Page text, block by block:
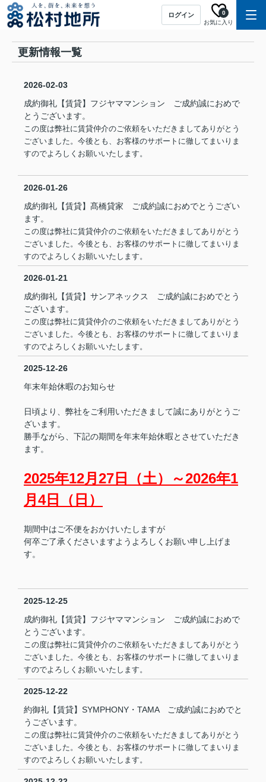
ログイン
お気に入り
0
更新情報一覧
2026-02-03
成約御礼【賃貸】フジヤママンション ご成約誠におめで
とうございます。
この度は弊社に賃貸仲介のご依頼をいただきましてありがとう
ございました。今後とも、お客様のサポートに徹してまいりま
すのでよろしくお願いいたします。
2026-01-26
成約御礼【賃貸】髙橋貸家 ご成約誠におめでとうござい
ます。
この度は弊社に賃貸仲介のご依頼をいただきましてありがとう
ございました。今後とも、お客様のサポートに徹してまいりま
すのでよろしくお願いいたします。
2026-01-21
成約御礼【賃貸】サンアネックス ご成約誠におめでとう
ございます。
この度は弊社に賃貸仲介のご依頼をいただきましてありがとう
ございました。今後とも、お客様のサポートに徹してまいりま
すのでよろしくお願いいたします。
2025-12-26
年末年始休暇のお知らせ
日頃より、弊社をご利用いただきまして誠にありがとうご
ざいます。
勝手ながら、下記の期間を年末年始休暇とさせていただき
ます。
2025年12月27日（土）～2026年1
月4日（日）
期間中はご不便をおかけいたしますが
何卒ご了承くださいますようよろしくお願い申し上げま
す。
2025-12-25
成約御礼【賃貸】フジヤママンション ご成約誠におめで
とうございます。
この度は弊社に賃貸仲介のご依頼をいただきましてありがとう
ございました。今後とも、お客様のサポートに徹してまいりま
すのでよろしくお願いいたします。
2025-12-22
約御礼【賃貸】SYMPHONY・TAMA ご成約誠におめでと
うございます。
この度は弊社に賃貸仲介のご依頼をいただきましてありがとう
ございました。今後とも、お客様のサポートに徹してまいりま
すのでよろしくお願いいたします。